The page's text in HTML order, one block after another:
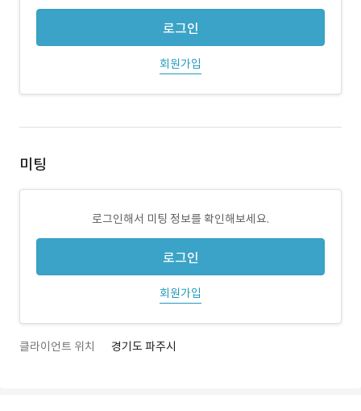
로그인
회원가입
미팅
로그인해서 미팅 정보를 확인해보세요.
로그인
회원가입
클라이언트 위치 경기도 파주시